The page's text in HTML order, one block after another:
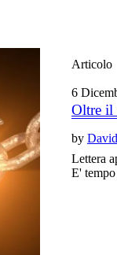
Articolo
6
Oltre il
by
Lettera
E'